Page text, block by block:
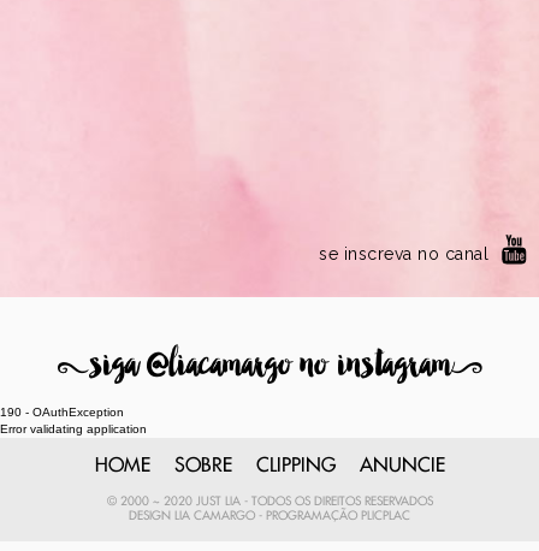
se inscreva no canal
8siga @liacamargo no instagram9
190 - OAuthException
Error validating application
HOME SOBRE CLIPPING ANUNCIE
© 2000 ~ 2020 JUST LIA - TODOS OS DIREITOS RESERVADOS
DESIGN
LIA CAMARGO - PROGRAMAÇÃO PLICPLAC